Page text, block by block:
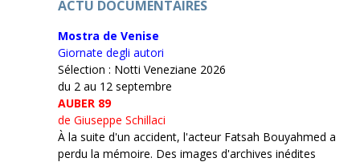
ACTU DOCUMENTAIRES
Mostra de Venise
Giornate degli autori
Sélection : Notti Veneziane 2026
du 2 au 12 septembre
AUBER 89
de Giuseppe Schillaci
À la suite d'un accident, l'acteur Fatsah Bouyahmed a
perdu la mémoire. Des images d'archives inédites